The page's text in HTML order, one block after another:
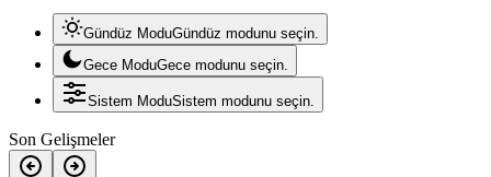
Gündüz ModuGündüz modunu seçin.
Gece ModuGece modunu seçin.
Sistem ModuSistem modunu seçin.
Son Gelişmeler